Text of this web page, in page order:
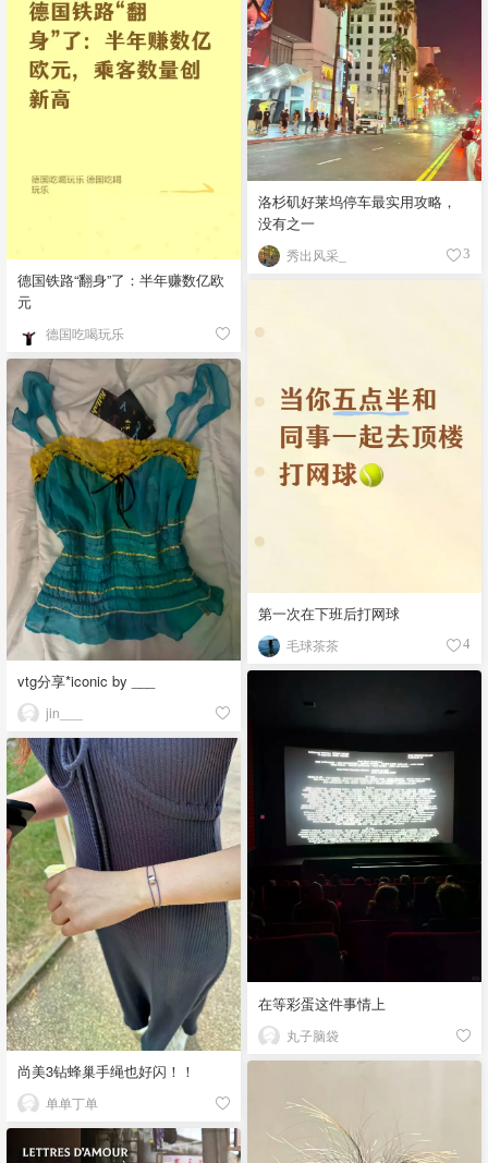
德国铁路“翻身”了：半年赚数亿欧
元
德国吃喝玩乐
洛杉矶好莱坞停车最实用攻略，
没有之一
秀出风采_ 3
第一次在下班后打网球
毛球茶茶 4
vtg分享*iconic by ___
jin___
在等彩蛋这件事情上
丸子脑袋
尚美3钻蜂巢手绳也好闪！！
单单丁单